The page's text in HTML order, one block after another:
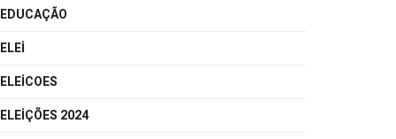
EDUCAÇÃO
ELEI
ELEICOES
ELEIÇÕES 2024